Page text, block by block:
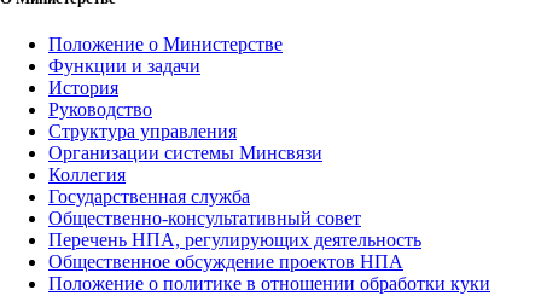
Положение о Министерстве
Функции и задачи
История
Руководство
Структура управления
Организации системы Минсвязи
Коллегия
Государственная служба
Общественно-консультативный совет
Перечень НПА, регулирующих деятельность
Общественное обсуждение проектов НПА
Положение о политике в отношении обработки куки